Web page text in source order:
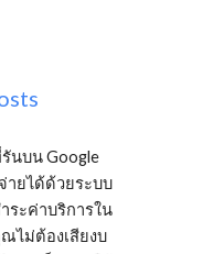
นบน Google
ายได้ด้วยระบบ
ระค่าบริการใน
ไม่ต้องเสียงบ